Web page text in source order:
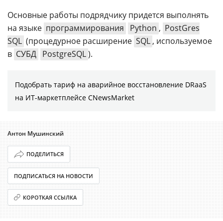
Основные работы подрядчику придется выполнять
на языке программирования Python , PostGres
SQL (процедурное расширение SQL , используемое
в СУБД PostgreSQL).
Подобрать тариф на аварийное восстановление DRaaS
на ИТ-маркетплейсе CNewsMarket
Антон Мушинский
ПОДЕЛИТЬСЯ
ПОДПИСАТЬСЯ НА НОВОСТИ
КОРОТКАЯ ССЫЛКА